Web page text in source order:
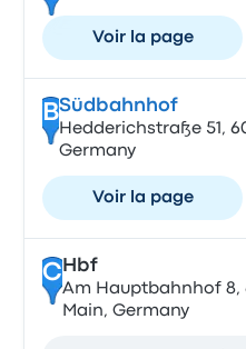
Voir la page
BSüdbahnhof
Hedderichstraße 51,
Germany
Voir la page
CHbf
Am Hauptbahnhof 8,
Main, Germany